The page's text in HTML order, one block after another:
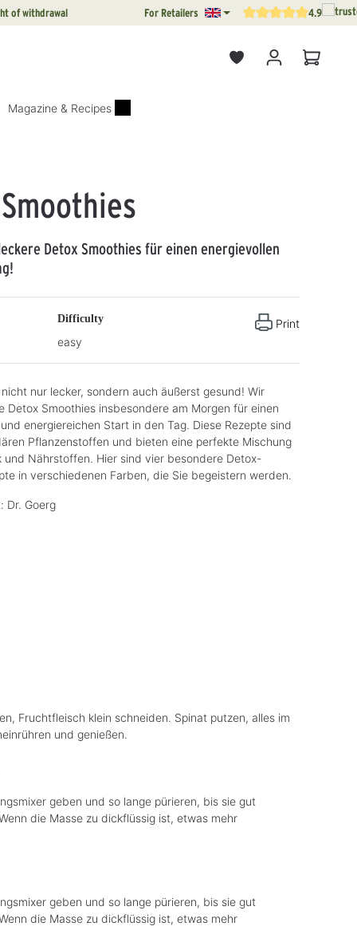
of withdrawal For Retailers Average rating of 4.9 out
4.9
Magazine & Recipes
Detox Smoothies für einen energievollen
Difficulty
easy
Print
nur lecker, sondern auch äußerst gesund! Wir
Detox Smoothies insbesondere am Morgen für einen
energiereichen Start in den Tag. Diese Rezepte sind
Pflanzenstoffen und bieten eine perfekte Mischung
und Nährstoffen. Hier sind vier besondere Detox-
in verschiedenen Farben, die Sie begeistern werden.
Dr. Goerg
Fruchtfleisch klein schneiden. Spinat putzen, alles im
und genießen.
geben und so lange pürieren, bis sie gut
die Masse zu dickflüssig ist, etwas mehr
geben und so lange pürieren, bis sie gut
die Masse zu dickflüssig ist, etwas mehr